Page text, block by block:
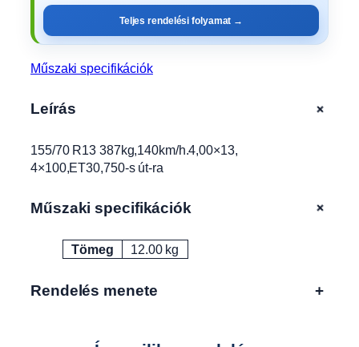
g
,
0
m
/
.
×
Teljes rendelési folyamat →
Műszaki specifikációk
Leírás +
155/70 R13 387kg,140km/h.4,00×13,
4×100,ET30,750-s út-ra
Műszaki specifikációk +
Attribútumok Érték
Tömeg 12.00 kg
Rendelés menete +